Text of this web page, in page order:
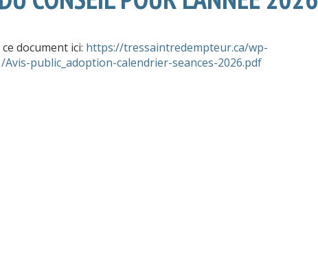
document ici: https://tressaintredempteur.ca/wp-
public_adoption-calendrier-seances-2026.pdf